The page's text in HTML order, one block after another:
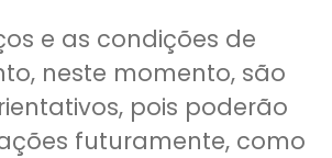
e as condições de
neste momento, são
pois poderão
futuramente, como